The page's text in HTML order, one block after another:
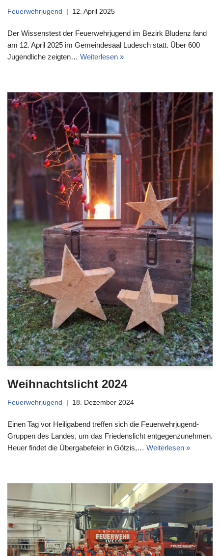
Feuerwehrjugend 12. April 2025
Der Wissenstest der Feuerwehrjugend im Bezirk Bludenz fand
am 12. April 2025 im Gemeindesaal Ludesch statt. Über 600
Jugendliche zeigten… Weiterlesen »
Weihnachtslicht 2024
Feuerwehrjugend 18. Dezember 2024
Einen Tag vor Heiligabend treffen sich die Feuerwehrjugend-
Gruppen des Landes, um das Friedenslicht entgegenzunehmen.
Heuer findet die Übergabefeier in Götzis,… Weiterlesen »